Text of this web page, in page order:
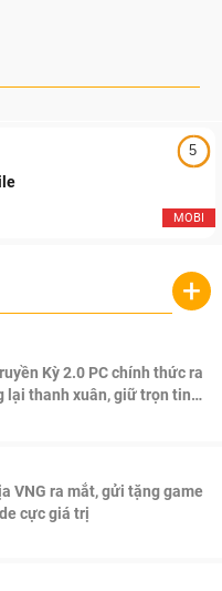
5
MOBI
+
Kỳ 2.0 PC chính thức ra
lại thanh xuân, giữ trọn tinh
VNG ra mắt, gửi tặng game
cực giá trị